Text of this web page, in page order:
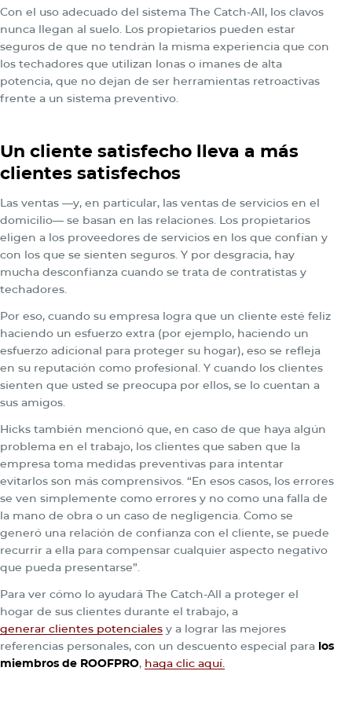
Con el uso adecuado del sistema The Catch-All, los clavos
nunca llegan al suelo. Los propietarios pueden estar
seguros de que no tendrán la misma experiencia que con
los techadores que utilizan lonas o imanes de alta
potencia, que no dejan de ser herramientas retroactivas
frente a un sistema preventivo.
Un cliente satisfecho lleva a más
clientes satisfechos
Las ventas —y, en particular, las ventas de servicios en el
domicilio— se basan en las relaciones. Los propietarios
eligen a los proveedores de servicios en los que confían y
con los que se sienten seguros. Y por desgracia, hay
mucha desconfianza cuando se trata de contratistas y
techadores.
Por eso, cuando su empresa logra que un cliente esté feliz
haciendo un esfuerzo extra (por ejemplo, haciendo un
esfuerzo adicional para proteger su hogar), eso se refleja
en su reputación como profesional. Y cuando los clientes
sienten que usted se preocupa por ellos, se lo cuentan a
sus amigos.
Hicks también mencionó que, en caso de que haya algún
problema en el trabajo, los clientes que saben que la
empresa toma medidas preventivas para intentar
evitarlos son más comprensivos. “En esos casos, los errores
se ven simplemente como errores y no como una falla de
la mano de obra o un caso de negligencia. Como se
generó una relación de confianza con el cliente, se puede
recurrir a ella para compensar cualquier aspecto negativo
que pueda presentarse”.
Para ver cómo lo ayudará The Catch-All a proteger el
hogar de sus clientes durante el trabajo, a
generar clientes potenciales y a lograr las mejores
referencias personales, con un descuento especial para los
miembros de ROOFPRO, haga clic aquí.